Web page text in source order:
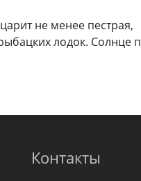
не менее пестрая,
лодок. Солнце
Контакты